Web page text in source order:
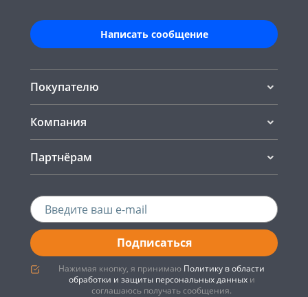
Написать сообщение
Покупателю
Компания
Партнёрам
Подписаться
Нажимая кнопку, я принимаю Политику в области
обработки и защиты персональных данныхи
соглашаюсь получать сообщения.